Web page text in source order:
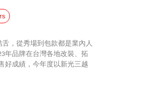
，從秀場到包款都是業內人
年品牌在台灣各地改裝、拓
好成績，今年度以新光三越